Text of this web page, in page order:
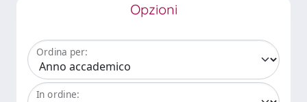
Opzioni
Ordina per:
In ordine: